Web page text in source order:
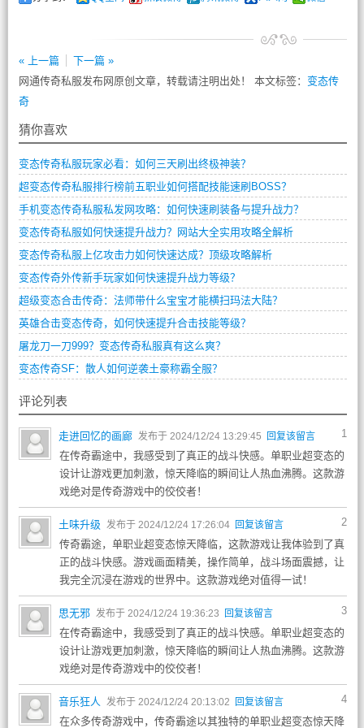
« 上一篇
下一篇 »
网通传奇私服发布网原创文章，转载请注明出处！ 本文标签： 变态传
奇
猜你喜欢
变态传奇私服玩家必看：如何三天刷出终极神装？
超变态传奇私服排行榜前五职业如何搭配技能速刷BOSS？
手机变态传奇私服私发网攻略：如何快速刷装备与提升战力？
变态传奇私服如何快速提升战力？网站大全实用攻略全解析
变态传奇私服上亿攻击力如何快速达成？顶级攻略解析
变态传奇外传新手玩家如何快速提升战力等级？
超级变态合击传奇：法师带什么宝宝才能横扫玛法大陆？
英雄合击变态传奇，如何快速提升合击技能等级？
屠龙刀一刀999？变态传奇私服真有这么爽？
变态传奇SF：散人如何逆袭土豪称霸全服？
评论列表
1
走进回忆的画廊 发布于 2024/12/24 13:29:45 回复该留言
在传奇霸途中，我感受到了真正的战斗快感。单职业超变态的
设计让游戏更加刺激，惊天降临的瞬间让人热血沸腾。这款游
戏绝对是传奇游戏中的佼佼者！
2
土味升级 发布于 2024/12/24 17:26:04 回复该留言
传奇霸途，单职业超变态惊天降临，这款游戏让我体验到了真
正的战斗快感。游戏画面精美，操作简单，战斗场面震撼，让
我完全沉浸在游戏的世界中。这款游戏绝对值得一试！
3
思无邪 发布于 2024/12/24 19:36:23 回复该留言
在传奇霸途中，我感受到了真正的战斗快感。单职业超变态的
设计让游戏更加刺激，惊天降临的瞬间让人热血沸腾。这款游
戏绝对是传奇游戏中的佼佼者！
4
音乐狂人 发布于 2024/12/24 20:13:02 回复该留言
在众多传奇游戏中，传奇霸途以其独特的单职业超变态惊天降